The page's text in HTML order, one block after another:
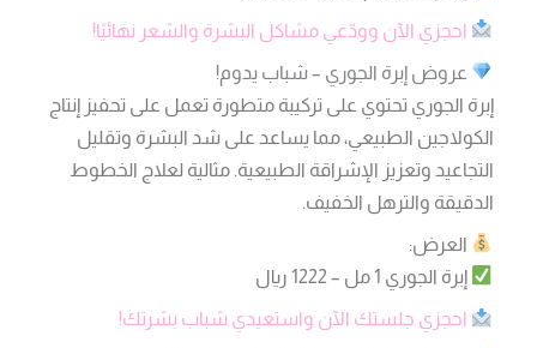
احجزي الآن وودّعي مشاكل البشرة والشعر نهائيًا!
عروض إبرة الجوري – شباب يدوم!
إبرة الجوري تحتوي على تركيبة متطورة تعمل على تحفيز إنتاج
الكولاجين الطبيعي، مما يساعد على شد البشرة وتقليل
التجاعيد وتعزيز الإشراقة الطبيعية. مثالية لعلاج الخطوط
الدقيقة والترهل الخفيف.
العرض:
إبرة الجوري 1 مل – 1222 ريال
احجزي جلستك الآن واستعيدي شباب بشرتك!